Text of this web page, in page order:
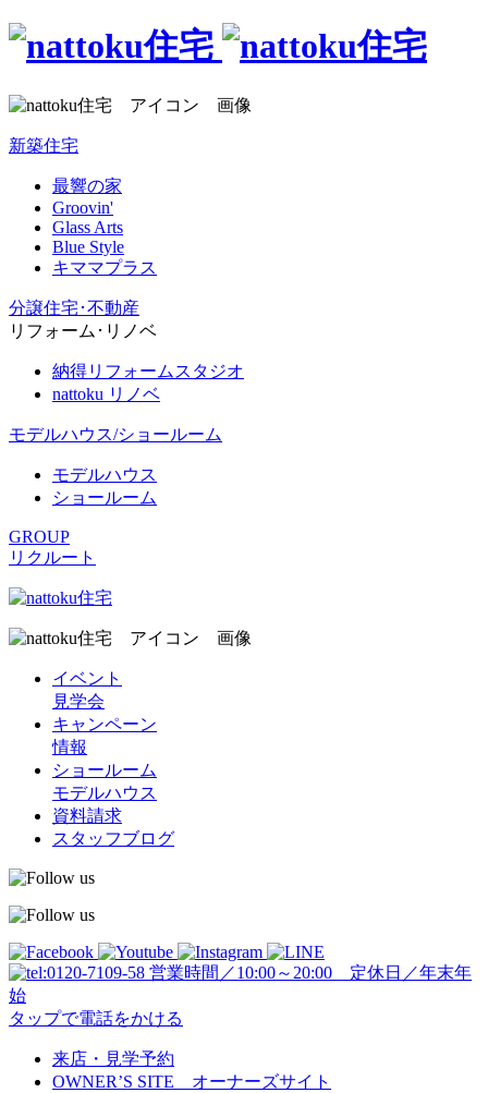
新築住宅
最響の家
Groovin'
Glass Arts
Blue Style
キママプラス
分譲住宅･不動産
リフォーム･リノベ
納得リフォームスタジオ
nattoku リノベ
モデルハウス/ショールーム
モデルハウス
ショールーム
GROUP
リクルート
イベント
見学会
キャンペーン
情報
ショールーム
モデルハウス
資料請求
スタッフブログ
営業時間／10:00～20:00 定休日／年末年
始
タップで電話をかける
来店・見学予約
OWNER’S SITE オーナーズサイト